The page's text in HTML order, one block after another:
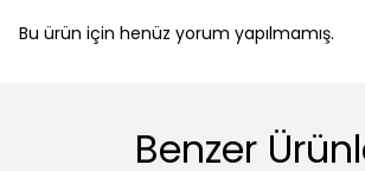
Bu ürün için henüz yorum yapılmamış.
Benzer